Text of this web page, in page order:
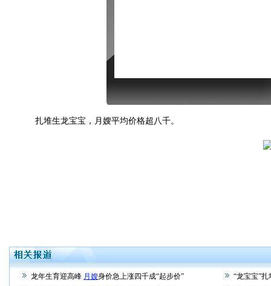
扎堆生龙宝宝，月嫂平均价格超八千。
龙年生育迎高峰 月嫂身价急上涨四千成“起步价”
“龙宝宝”